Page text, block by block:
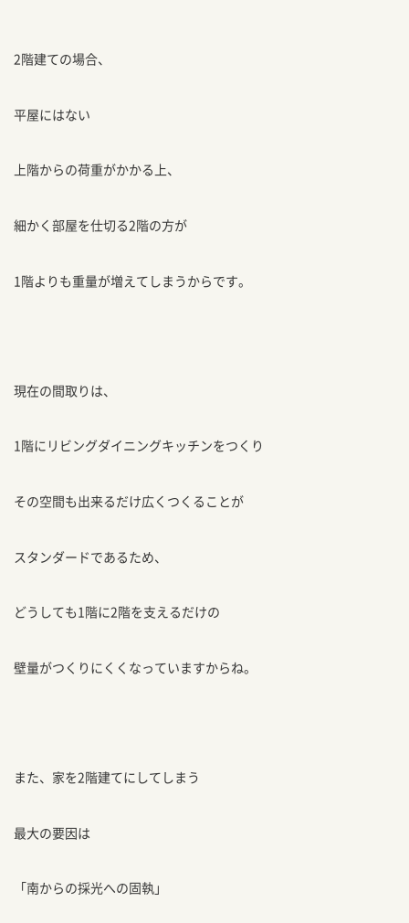
2階建ての場合、
平屋にはない
上階からの荷重がかかる上、
細かく部屋を仕切る2階の方が
1階よりも重量が増えてしまうからです。
現在の間取りは、
1階にリビングダイニングキッチンをつくり
その空間も出来るだけ広くつくることが
スタンダードであるため、
どうしても1階に2階を支えるだけの
壁量がつくりにくくなっていますからね。
また、家を2階建てにしてしまう
最大の要因は
「南からの採光への固執」